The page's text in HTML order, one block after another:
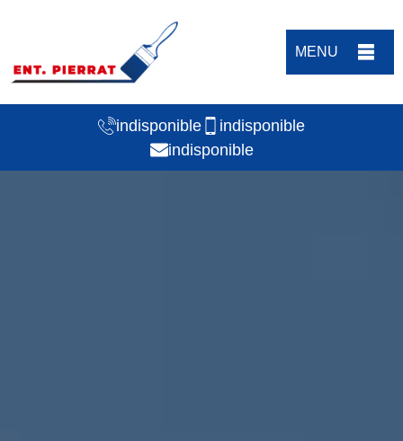
MENU
indisponible
indisponible
indisponible